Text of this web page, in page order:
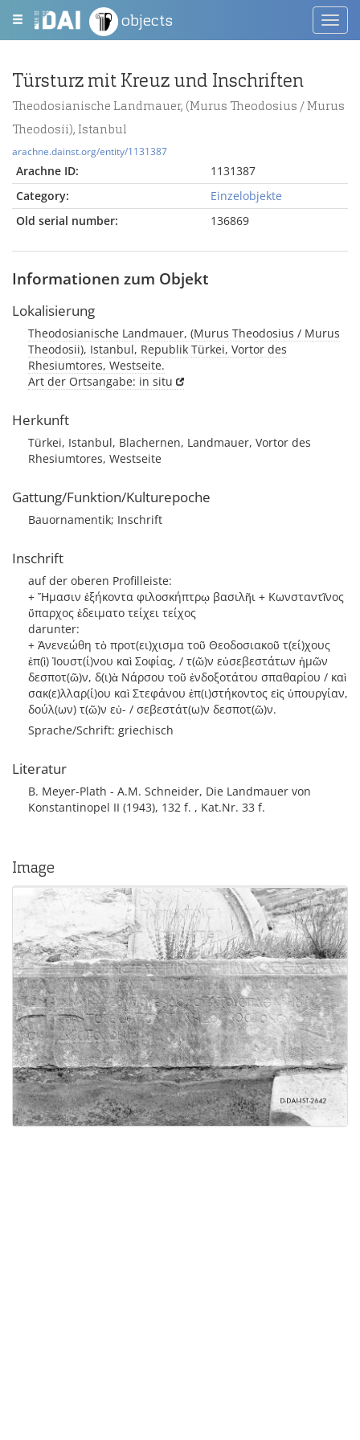
objects
Türsturz mit Kreuz und Inschriften
Theodosianische Landmauer, (Murus Theodosius / Murus
Theodosii), Istanbul
arachne.dainst.org/entity/1131387
Arachne ID:
1131387
Category:
Einzelobjekte
Old serial number:
136869
Informationen zum Objekt
Lokalisierung
Theodosianische Landmauer, (Murus Theodosius / Murus
Theodosii), Istanbul, Republik Türkei, Vortor des
Rhesiumtores, Westseite.
Art der Ortsangabe: in situ
Herkunft
Türkei, Istanbul, Blachernen, Landmauer, Vortor des
Rhesiumtores, Westseite
Gattung/Funktion/Kulturepoche
Bauornamentik; Inschrift
Inschrift
auf der oberen Profilleiste:
+ Ἥμασιν ἑξήκοντα φιλοσκήπτρῳ βασιλῆι + Κωνσταντῖνος
ὔπαρχος ἐδειματο τείχει τείχος
darunter:
+ Ἀνενεώθη τὸ προτ(ει)χισμα τοῦ Θεοδοσιακοῦ τ(εί)χους
ἐπ(ὶ) Ἰουστ(ί)νου καὶ Σοφίαϛ, / τ(ῶ)ν εὐσεβεστάτων ἡμῶν
δεσποτ(ῶ)ν, δ(ι)ὰ Νάρσου τοῦ ἐνδοξοτάτου σπαθαρίου / καὶ
σακ(ε)λλαρ(ί)ου καὶ Στεφάνου ἐπ(ι)στήκοντος εἰς ὑπουργίαν,
δούλ(ων) τ(ῶ)ν εὐ- / σεβεστάτ(ω)ν δεσποτ(ῶ)ν.
Sprache/Schrift: griechisch
Literatur
B. Meyer-Plath - A.M. Schneider, Die Landmauer von
Konstantinopel II (1943), 132 f. , Kat.Nr. 33 f.
Image